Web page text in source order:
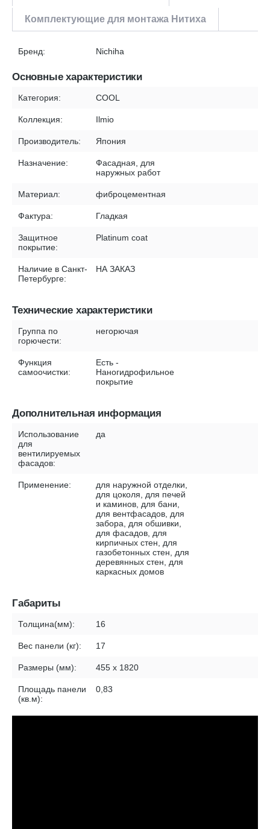
Комплектующие для монтажа Нитиха
Бренд: Nichiha
Основные характеристики
Категория: COOL
Коллекция: Ilmio
Производитель: Япония
Назначение:
Фасадная, для
наружных работ
Материал: фиброцементная
Фактура: Гладкая
Защитное
покрытие:
Platinum coat
Наличие в Санкт-
Петербурге:
НА ЗАКАЗ
Технические характеристики
Группа по
горючести:
негорючая
Функция
самоочистки:
Есть -
Наногидрофильное
покрытие
Дополнительная информация
Использование
для
вентилируемых
фасадов:
да
Применение:
для наружной отделки,
для цоколя, для печей
и каминов, для бани,
для вентфасадов, для
забора, для обшивки,
для фасадов, для
кирпичных стен, для
газобетонных стен, для
деревянных стен, для
каркасных домов
Габариты
Толщина(мм): 16
Вес панели (кг): 17
Размеры (мм): 455 х 1820
Площадь панели
(кв.м):
0,83